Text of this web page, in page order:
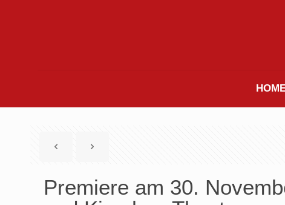
Premiere am 30.